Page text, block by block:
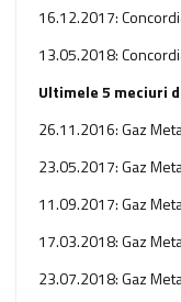
16.12.2017:
13.05.2018:
Ultimele 5 meciuri
26.11.2016: Gaz
23.05.2017: Gaz
11.09.2017: Gaz
17.03.2018: Gaz
23.07.2018: Gaz